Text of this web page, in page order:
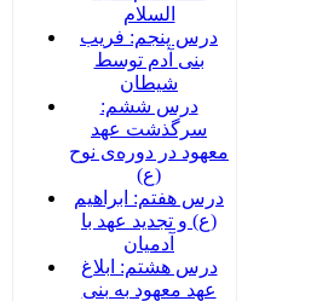
السلام
درس پنجم: فریب
بنی آدم توسط
شیطان
درس ششم:
سرگذشت عهد
معهود در دوره‌‌ی نوح
(ع)
درس هفتم: ابراهیم
(ع) و تجدید عهد با
آدمیان
درس هشتم: ابلاغ
عهد معهود به بنی